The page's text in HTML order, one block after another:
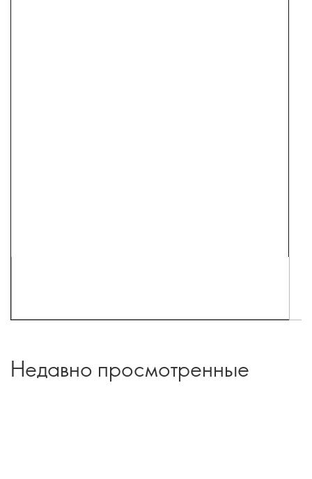
Недавно просмотренные